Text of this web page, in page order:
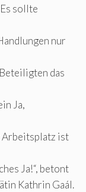
sollte
nur
das
Ja,
Arbeitsplatz ist
Ja!“, betont
Kathrin Gaál.